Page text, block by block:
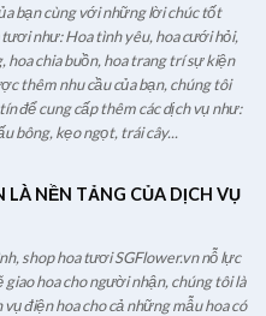
bạn cùng với những lời chúc tốt
như: Hoa tình yêu, hoa cưới hỏi,
hoa chia buồn, hoa trang trí sự kiện
thêm nhu cầu của bạn, chúng tôi
để cung cấp thêm các dịch vụ như:
bông, kẹo ngọt, trái cây...
NỀN TẢNG CỦA DỊCH VỤ
shop hoa tươi SGFlower.vn nỗ lực
hoa cho người nhận, chúng tôi là
điện hoa cho cả những mẫu hoa có